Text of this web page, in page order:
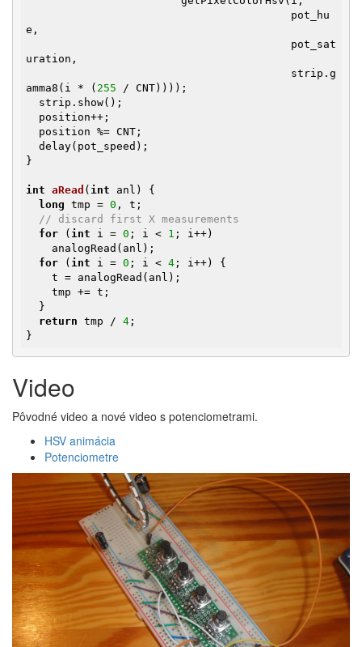
e,
uration,
amma8(i * ( 255 / CNT))));
}
int aRead ( int anl)
{
long tmp = 0 , t;
// discard first X measurements
for ( int i = 0 ; i < 1 ; i++)
for ( int i = 0 ; i < 4 ; i++) {
return tmp / 4 ;
}
Video
Pôvodné video a nové video s potenciometrami.
HSV animácia
Potenciometre